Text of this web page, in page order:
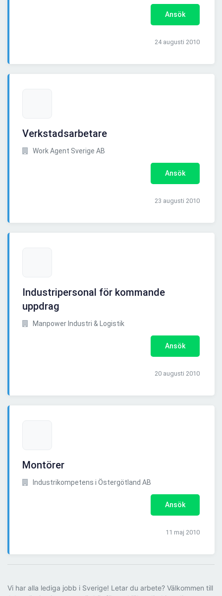
Ansök
24 augusti 2010
Verkstadsarbetare
Work Agent Sverige AB
Ansök
23 augusti 2010
Industripersonal för kommande
uppdrag
Manpower Industri & Logistik
Ansök
20 augusti 2010
Montörer
Industrikompetens i Östergötland AB
Ansök
11 maj 2010
Vi har alla lediga jobb i Sverige! Letar du arbete? Välkommen till